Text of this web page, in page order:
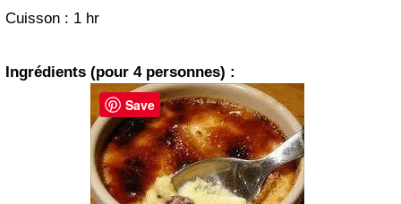
Cuisson : 1 hr
Ingrédients (pour 4 personnes) :
Save